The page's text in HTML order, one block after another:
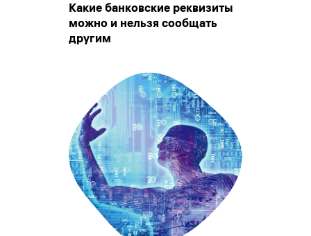
Какие банковские реквизиты
можно и нельзя сообщать
другим